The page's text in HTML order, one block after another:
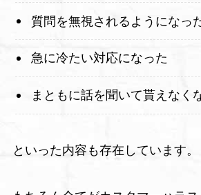
質問を無視されるようになっ
急に冷たい対応になった
まともに話を聞いて貰えなく
といった内容も存在しています。